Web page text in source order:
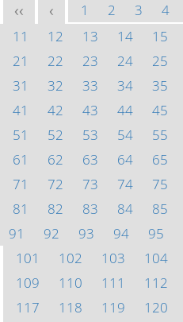
<< < 1 2 3 4
11
12 13 14 15
21
22 23 24 25
31
32 33 34 35
41
42 43 44 45
51
52 53 54 55
61
62 63 64 65
71
72 73 74 75
81
82 83 84 85
91
92 93 94 95
101
102 103 104
109
110 111 112
117
118 119 120